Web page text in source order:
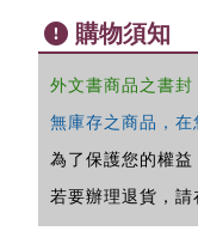
購物須知
外文書商品之書
無庫存之商品，
為了保護您的權益
若要辦理退貨，